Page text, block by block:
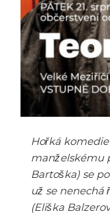
Hořká
manželskému
Bartoška) se
už se nenechá
(Eliška